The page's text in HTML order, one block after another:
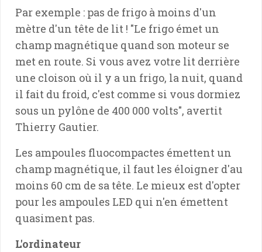
Par exemple : pas de frigo à moins d'un
mètre d'un tête de lit ! "Le frigo émet un
champ magnétique quand son moteur se
met en route. Si vous avez votre lit derrière
une cloison où il y a un frigo, la nuit, quand
il fait du froid, c'est comme si vous dormiez
sous un pylône de 400 000 volts", avertit
Thierry Gautier.
Les ampoules fluocompactes émettent un
champ magnétique, il faut les éloigner d'au
moins 60 cm de sa tête. Le mieux est d'opter
pour les ampoules LED qui n'en émettent
quasiment pas.
L'ordinateur